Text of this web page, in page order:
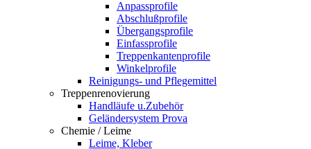
Anpassprofile
Abschlußprofile
Übergangsprofile
Einfassprofile
Treppenkantenprofile
Winkelprofile
Reinigungs- und Pflegemittel
Treppenrenovierung
Handläufe u.Zubehör
Geländersystem Prova
Chemie / Leime
Leime, Kleber